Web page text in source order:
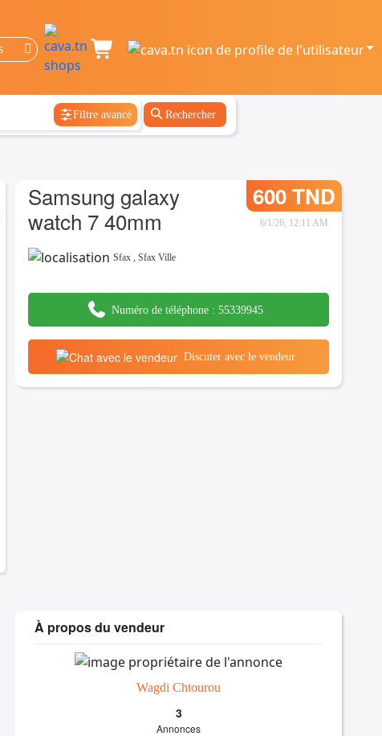
Filtre avancé Rechercher
Samsung galaxy
watch 7 40mm
600 TND
6/1/26, 12:11 AM
Sfax ,Sfax Ville
Numéro de téléphone : 55339945
Discuter avec le vendeur
À propos du vendeur
Wagdi Chtourou
3
Annonces